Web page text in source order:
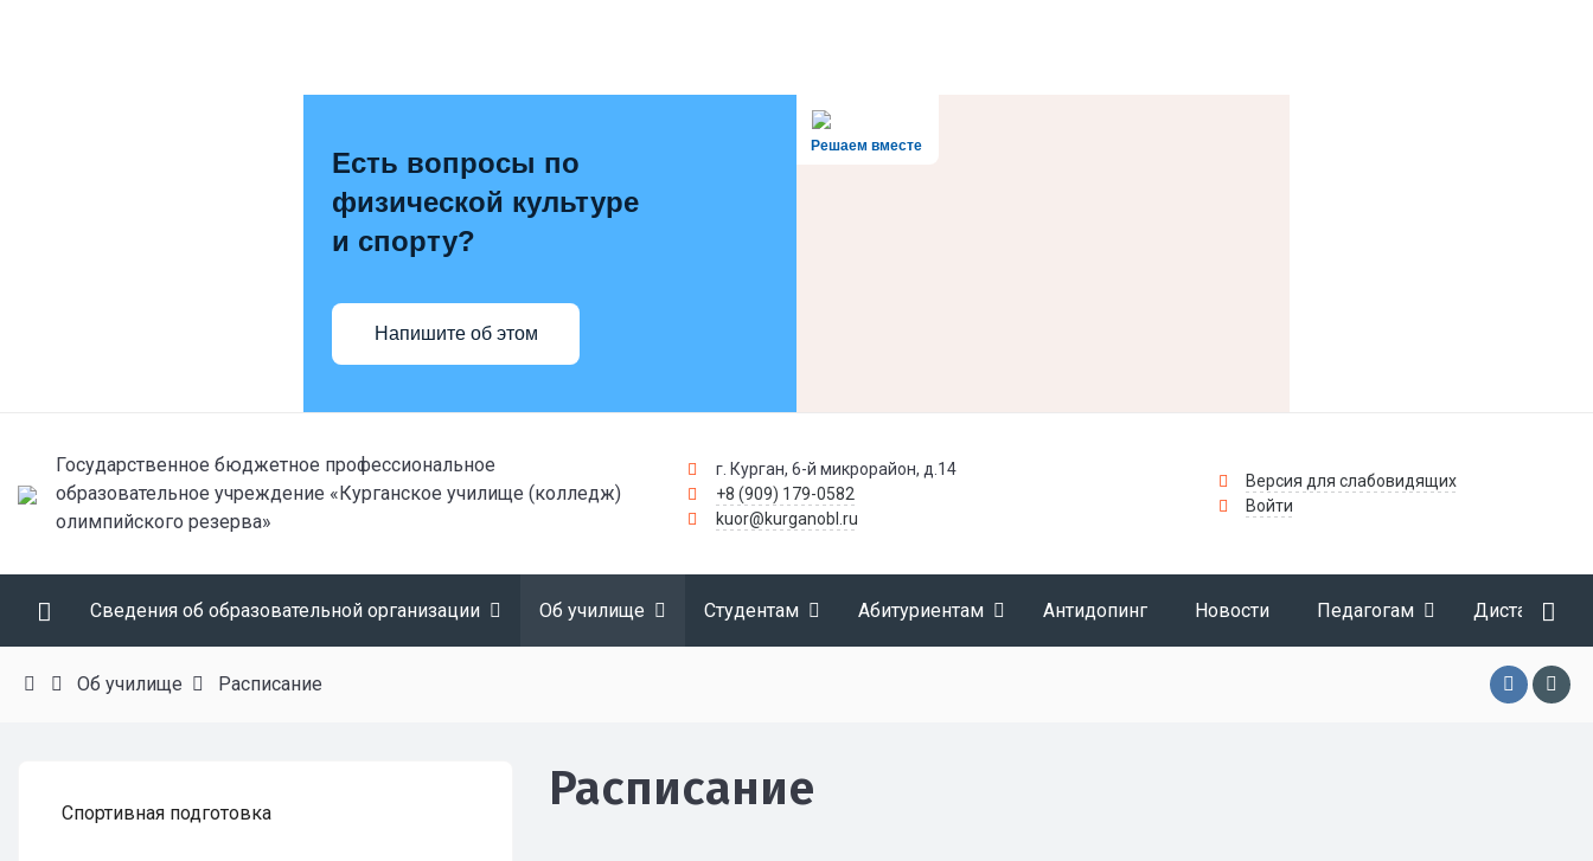
Решаем вместе
Есть вопросы по
физической культуре
и спорту?
Напишите об этом
Государственное бюджетное профессиональное
образовательное учреждение «Курганское училище (колледж)
олимпийского резерва»
г. Курган, 6-й микрорайон, д.14
+8 (909) 179-0582
kuor@kurganobl.ru
Версия для слабовидящих
Войти
Сведения об образовательной организации Об училище Студентам Абитуриентам Антидопинг Новости Педагогам
Об училище Расписание
Спортивная подготовка Расписание